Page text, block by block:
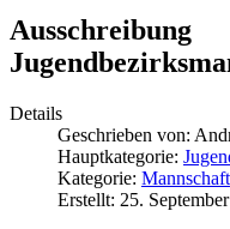
Ausschreibung
Details
Geschrieben von:
Hauptkategorie:
Kategorie: Mannschaft
Erstellt: 25.